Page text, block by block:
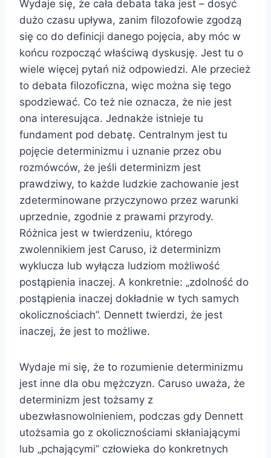
Wydaje się, że cała debata taka jest – dosyć
dużo czasu upływa, zanim filozofowie zgodzą
się co do definicji danego pojęcia, aby móc w
końcu rozpocząć właściwą dyskusję. Jest tu o
wiele więcej pytań niż odpowiedzi. Ale przecież
to debata filozoficzna, więc można się tego
spodziewać. Co też nie oznacza, że nie jest
ona interesująca. Jednakże istnieje tu
fundament pod debatę. Centralnym jest tu
pojęcie determinizmu i uznanie przez obu
rozmówców, że jeśli determinizm jest
prawdziwy, to każde ludzkie zachowanie jest
zdeterminowane przyczynowo przez warunki
uprzednie, zgodnie z prawami przyrody.
Różnica jest w twierdzeniu, którego
zwolennikiem jest Caruso, iż determinizm
wyklucza lub wyłącza ludziom możliwość
postąpienia inaczej. A konkretnie: „zdolność do
postąpienia inaczej dokładnie w tych samych
okolicznościach”. Dennett twierdzi, że jest
inaczej, że jest to możliwe.
Wydaje mi się, że to rozumienie determinizmu
jest inne dla obu mężczyzn. Caruso uważa, że
determinizm jest tożsamy z
ubezwłasnowolnieniem, podczas gdy Dennett
utożsamia go z okolicznościami skłaniającymi
lub „pchającymi” człowieka do konkretnych